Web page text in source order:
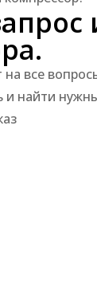
на все
найти